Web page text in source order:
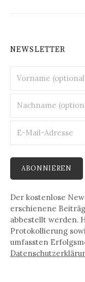
NEWSLETTER
Der kostenlose
erschienene
abbestellt werden.
Protokollierung
umfassten